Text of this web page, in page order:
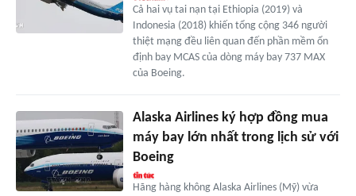
Cả hai vụ tai nạn tại Ethiopia (2019) và
Indonesia (2018) khiến tổng cộng 346 người
thiệt mạng đều liên quan đến phần mềm ổn
định bay MCAS của dòng máy bay 737 MAX
của Boeing.
Alaska Airlines ký hợp đồng mua
máy bay lớn nhất trong lịch sử với
Boeing
Hãng hàng không Alaska Airlines (Mỹ) vừa